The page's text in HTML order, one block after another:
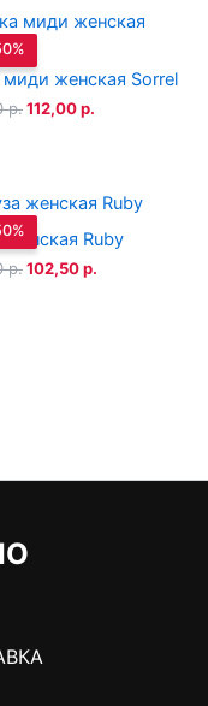
женская Sorrel
р.Первоначальная
112,00р.
женская Ruby
р.Первоначальная
102,50р.